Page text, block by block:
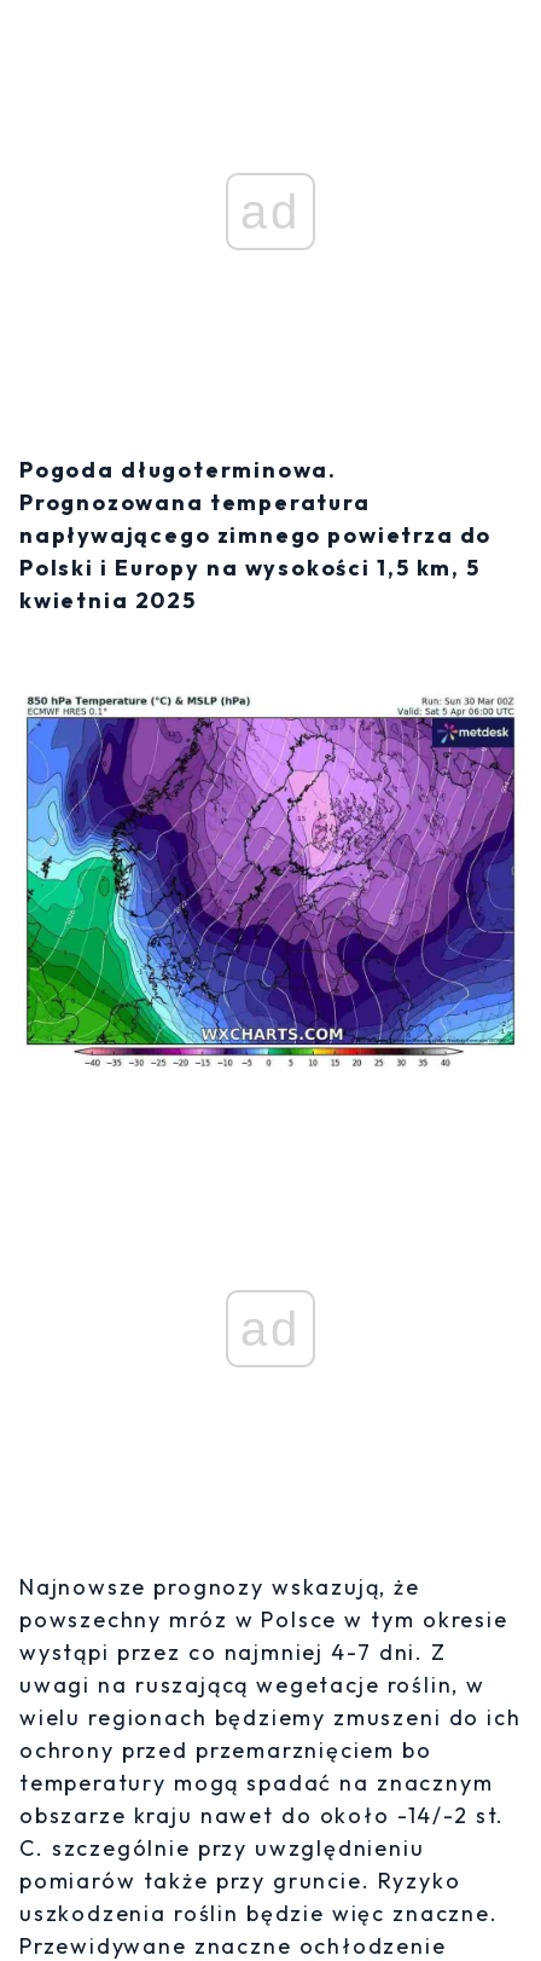
ad
Pogoda długoterminowa.
Prognozowana temperatura
napływającego zimnego powietrza do
Polski i Europy na wysokości 1,5 km, 5
kwietnia 2025
ad
Najnowsze prognozy wskazują, że
powszechny mróz w Polsce w tym okresie
wystąpi przez co najmniej 4-7 dni. Z
uwagi na ruszającą wegetacje roślin, w
wielu regionach będziemy zmuszeni do ich
ochrony przed przemarznięciem bo
temperatury mogą spadać na znacznym
obszarze kraju nawet do około -14/-2 st.
C. szczególnie przy uwzględnieniu
pomiarów także przy gruncie. Ryzyko
uszkodzenia roślin będzie więc znaczne.
Przewidywane znaczne ochłodzenie